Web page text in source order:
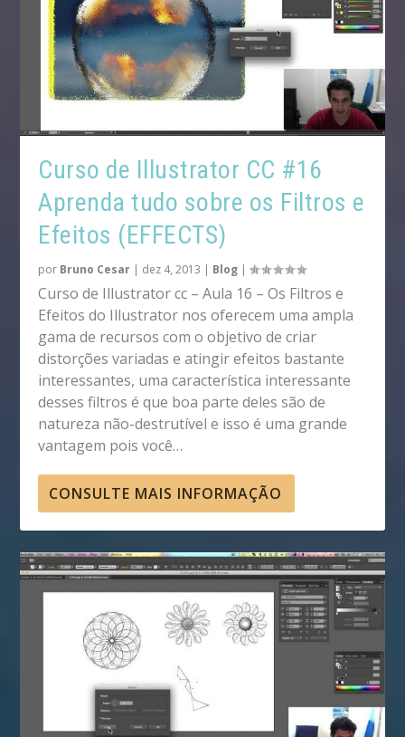
Curso de Illustrator CC #16
Aprenda tudo sobre os Filtros e
Efeitos (EFFECTS)
por Bruno Cesar | dez 4, 2013 | Blog |
Curso de Illustrator cc – Aula 16 – Os Filtros e
Efeitos do Illustrator nos oferecem uma ampla
gama de recursos com o objetivo de criar
distorções variadas e atingir efeitos bastante
interessantes, uma característica interessante
desses filtros é que boa parte deles são de
natureza não-destrutível e isso é uma grande
vantagem pois você…
CONSULTE MAIS INFORMAÇÃO